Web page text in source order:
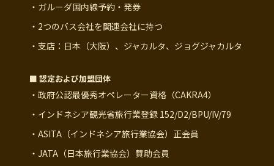
・ガルーダ国内線予約・発券
・2つのバス会社を関連会社に持つ
・支店：日本（大阪）、ジャカルタ、ジョグジャカルタ
■ 認定および加盟団体
・政府公認最優秀オペレーター資格（CAKRA4）
・インドネシア観光省旅行業登録 152/D2/BPU/IV/79
・ASITA（インドネシア旅行業協会）正会員
・JATA（日本旅行業協会）賛助会員